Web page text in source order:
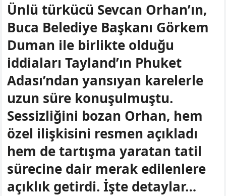
Ünlü türkücü Sevcan Orhan’ın,
Buca Belediye Başkanı Görkem
Duman ile birlikte olduğu
iddiaları Tayland’ın Phuket
Adası’ndan yansıyan karelerle
uzun süre konuşulmuştu.
Sessizliğini bozan Orhan, hem
özel ilişkisini resmen açıkladı
hem de tartışma yaratan tatil
sürecine dair merak edilenlere
açıklık getirdi. İşte detaylar…